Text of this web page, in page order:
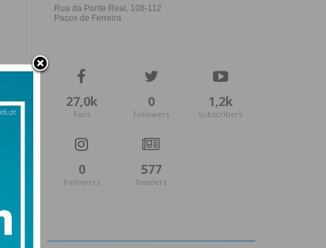
27,0k
Fans
0
Followers
1,2k
Subscribers
0
Followers
577
Readers